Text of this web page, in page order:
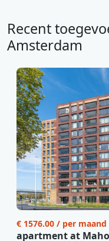
Recent
Amsterdam
€ 1576.00 / per maand
apartment at